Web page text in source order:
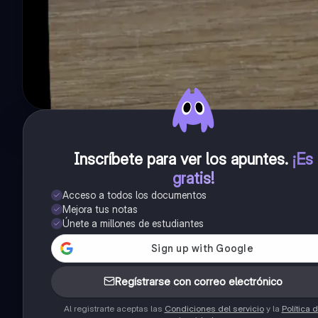
Inscríbete para ver los apuntes. ¡Es
gratis!
Acceso a todos los documentos
Mejora tus notas
Únete a millones de estudiantes
Regístrarse con correo electrónico
Al registrarte aceptas las Condiciones del servicioy la Política